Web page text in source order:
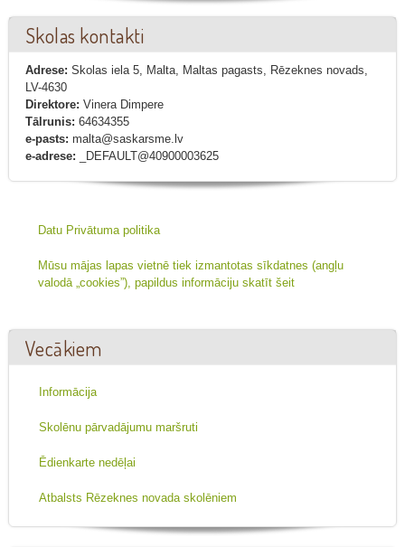
Skolas kontakti
Adrese: Skolas iela 5, Malta, Maltas pagasts, Rēzeknes novads,
LV-4630
Direktore: Vinera Dimpere
Tālrunis: 64634355
e-pasts: malta@saskarsme.lv
e-adrese: _DEFAULT@40900003625
Datu Privātuma politika
Mūsu mājas lapas vietnē tiek izmantotas sīkdatnes (angļu
valodā „cookies”), papildus informāciju skatīt šeit
Vecākiem
Informācija
Skolēnu pārvadājumu maršruti
Ēdienkarte nedēļai
Atbalsts Rēzeknes novada skolēniem